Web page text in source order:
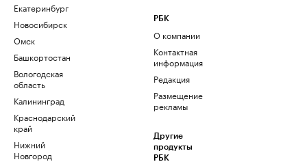
Екатеринбург
Новосибирск
Омск
Башкортостан
Вологодская
область
Калининград
Краснодарский
край
Нижний
Новгород
РБК
О компании
Контактная
информация
Редакция
Размещение
рекламы
Другие
продукты
РБК